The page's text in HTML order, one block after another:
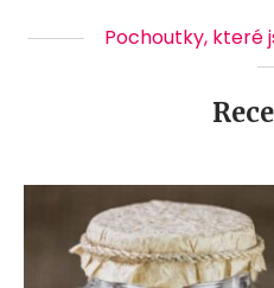
Pochoutky, které